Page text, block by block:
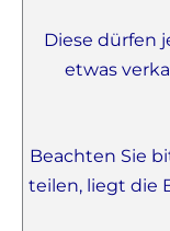
Diese dürfen
etwas
Beachten Sie
teilen, liegt die